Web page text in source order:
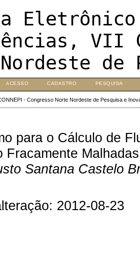
VII
de
ACESSO CADASTRO PESQUISA
- Congresso Norte Nordeste de Pesquisa e
para o Cálculo de
Fracamente
Santana Castelo
2012-08-23